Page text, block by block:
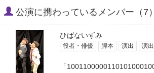
公演に携わっているメンバー（7）
ひばないずみ
役者・俳優 脚本 演出 演
「